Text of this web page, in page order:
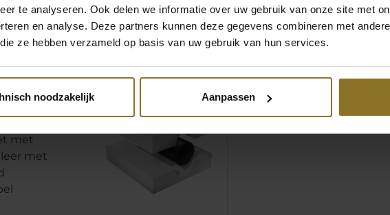
te analyseren. Ook delen we informatie over uw gebruik van onze site met
en analyse. Deze partners kunnen deze gegevens combineren met
ze hebben verzameld op basis van uw gebruik van hun services.
noodzakelijk Aanpassen
onze
wat wils:
met
met